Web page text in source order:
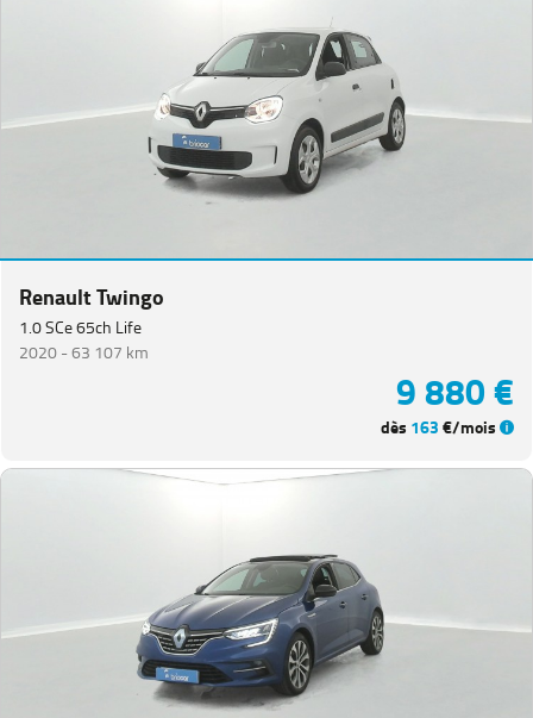
Renault Twingo
1.0 SCe 65ch Life
2020 -63 107 km
9 880 €
dès 163€/mois